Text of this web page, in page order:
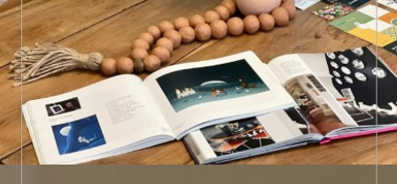
d’intérieur, afin de définir ensemble votre
projet immobilier, et vous accompagner ce
tout au long de la rénovation, ou encore
l’aménagement de vos espaces.
La location et la gestion :
Enfin, nous
prenons en charge la location ainsi que la
gestion de votre bien, que ce soit une
location annuelle ou saisonnière.